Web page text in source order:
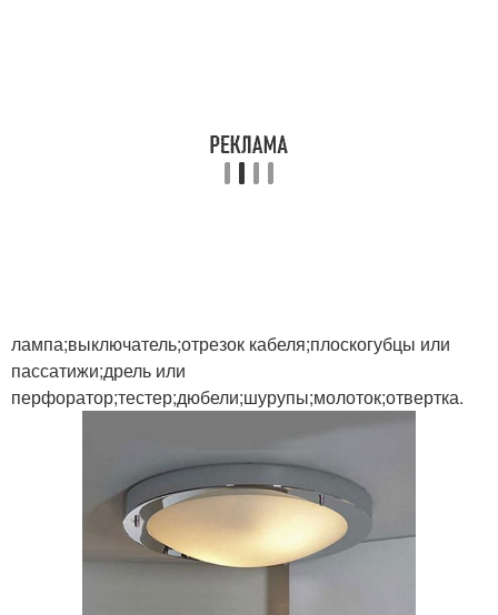
лампа;выключатель;отрезок кабеля;плоскогубцы или
пассатижи;дрель или
перфоратор;тестер;дюбели;шурупы;молоток;отвертка.